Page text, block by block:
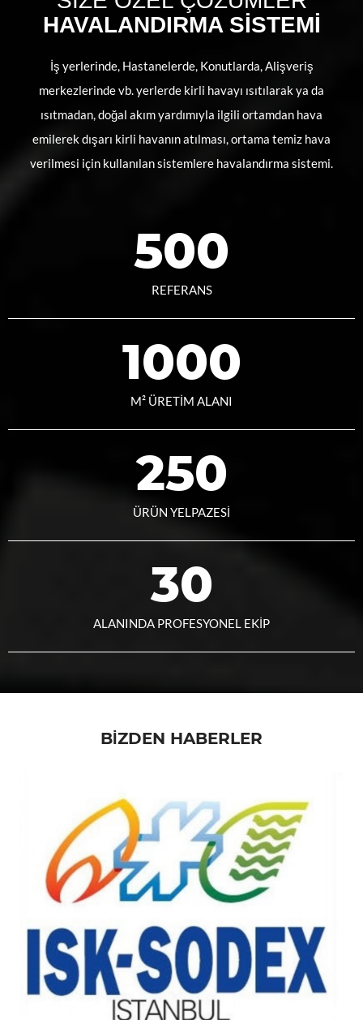
HAVALANDIRMA SİSTEMİ
İş yerlerinde, Hastanelerde, Konutlarda, Alişveriş
merkezlerinde vb. yerlerde kirli havayı ısıtılarak ya da
ısıtmadan, doğal akım yardımıyla ilgili ortamdan hava
emilerek dışarı kirli havanın atılması, ortama temiz hava
verilmesi için kullanılan sistemlere havalandırma sistemi.
500
REFERANS
1000
M² ÜRETİM ALANI
250
ÜRÜN YELPAZESİ
30
ALANINDA PROFESYONEL EKİP
BİZDEN HABERLER